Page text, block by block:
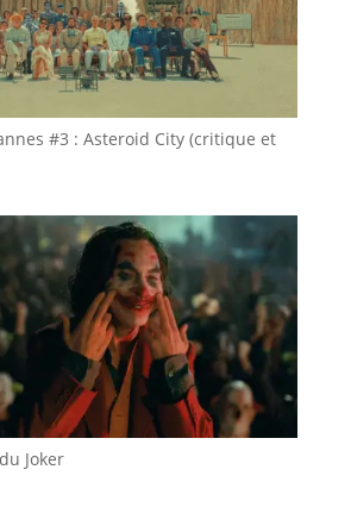
#3 : Asteroid City (critique et
Joker